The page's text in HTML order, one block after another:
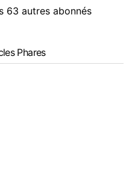
63 autres abonnés
Phares